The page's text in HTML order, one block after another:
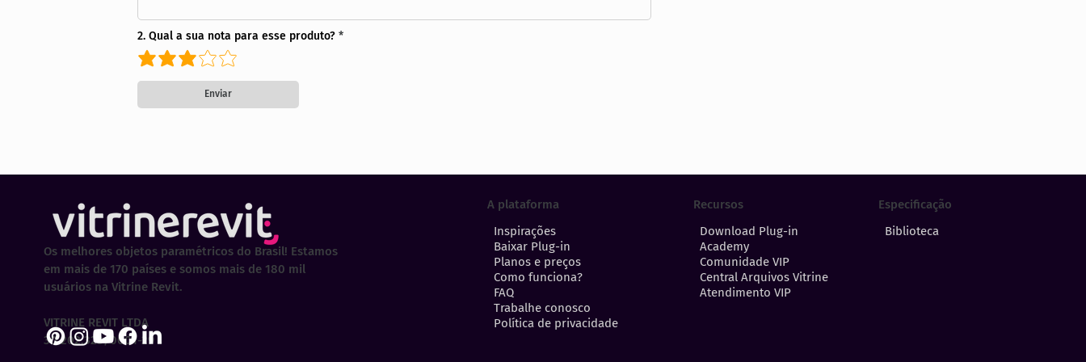
2. Qual a sua nota para esse produto?
Enviar
A plataforma
Inspirações
Baixar Plug-in
Planos e preços
Como funciona?
FAQ
Trabalhe conosco
Política de privacidade
Recursos
Download Plug-in
Academy
Comunidade VIP
Central Arquivos Vitrine
Atendimento VIP
Especificação
Biblioteca
Os melhores objetos paramétricos do Brasil! Estamos
em mais de 170 países e somos mais de 180 mil
usuários na Vitrine Revit.
VITRINE REVIT LTDA
30.202.323/0001-29